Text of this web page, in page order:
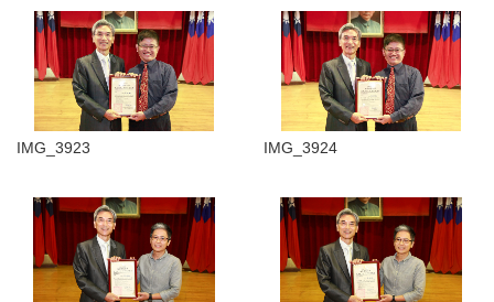
IMG_3923 IMG_3924